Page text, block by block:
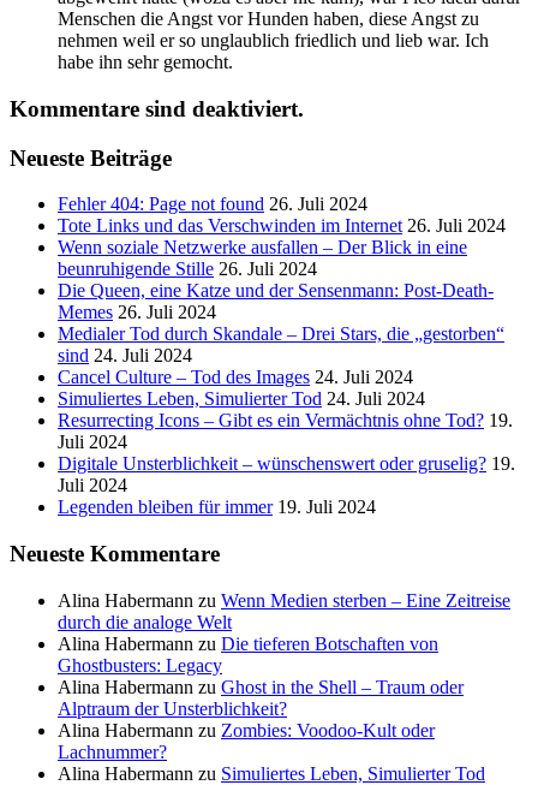
Menschen die Angst vor Hunden haben, diese Angst zu
nehmen weil er so unglaublich friedlich und lieb war. Ich
habe ihn sehr gemocht.
Kommentare sind deaktiviert.
Neueste Beiträge
Fehler 404: Page not found 26. Juli 2024
Tote Links und das Verschwinden im Internet 26. Juli 2024
Wenn soziale Netzwerke ausfallen – Der Blick in eine
beunruhigende Stille 26. Juli 2024
Die Queen, eine Katze und der Sensenmann: Post-Death-
Memes 26. Juli 2024
Medialer Tod durch Skandale – Drei Stars, die „gestorben“
sind 24. Juli 2024
Cancel Culture – Tod des Images 24. Juli 2024
Simuliertes Leben, Simulierter Tod 24. Juli 2024
Resurrecting Icons – Gibt es ein Vermächtnis ohne Tod? 19.
Juli 2024
Digitale Unsterblichkeit – wünschenswert oder gruselig? 19.
Juli 2024
Legenden bleiben für immer 19. Juli 2024
Neueste Kommentare
Alina Habermann zu Wenn Medien sterben – Eine Zeitreise
durch die analoge Welt
Alina Habermann zu Die tieferen Botschaften von
Ghostbusters: Legacy
Alina Habermann zu Ghost in the Shell – Traum oder
Alptraum der Unsterblichkeit?
Alina Habermann zu Zombies: Voodoo-Kult oder
Lachnummer?
Alina Habermann zu Simuliertes Leben, Simulierter Tod